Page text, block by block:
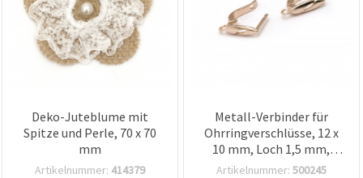
Deko-Juteblume mit
Spitze und Perle, 70 x 70
mm
Artikelnummer: 414379
Metall-Verbinder für
Ohrringverschlüsse, 12 x
10 mm, Loch 1,5 mm,
goldfarben – 10 Stück
Artikelnummer: 500245